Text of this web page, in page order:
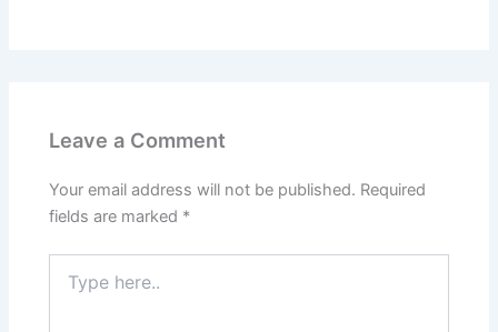
Leave a Comment
Your email address will not be published. Required
fields are marked *
here..